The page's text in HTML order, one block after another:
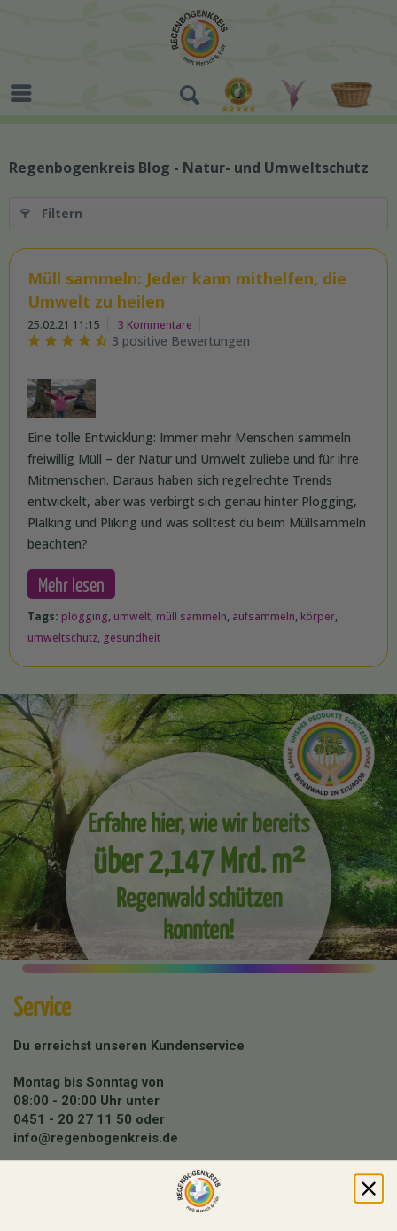
Regenbogenkreis Blog - Natur- und Umweltschutz
Filtern
Müll sammeln: Jeder kann mithelfen, die
Umwelt zu heilen
25.02.21 11:15 3 Kommentare
3 positive Bewertungen
Eine tolle Entwicklung: Immer mehr Menschen sammeln
freiwillig Müll – der Natur und Umwelt zuliebe und für ihre
Mitmenschen. Daraus haben sich regelrechte Trends
entwickelt, aber was verbirgt sich genau hinter Plogging,
Plalking und Pliking und was solltest du beim Müllsammeln
beachten?
Mehr lesen
Tags: plogging, umwelt, müll sammeln, aufsammeln, körper,
umweltschutz, gesundheit
Erfahre hier, wie wir bereits
über 2,147 Mrd. m²
Regenwald schützen
konnten!
Service
Du erreichst unseren Kundenservice
Montag bis Sonntag von
08:00 - 20:00 Uhr unter
0451 - 20 27 11 50 oder
info@regenbogenkreis.de
Buche hier deine kostenfreie Produktberatung mit